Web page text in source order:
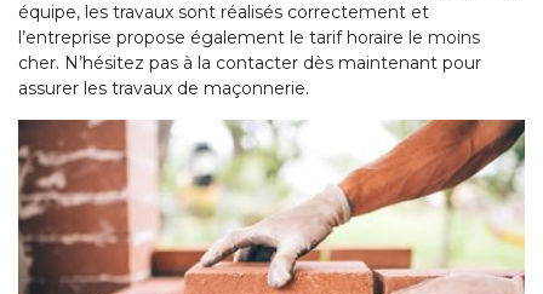
équipe, les travaux sont réalisés correctement et
l’entreprise propose également le tarif horaire le moins
cher. N’hésitez pas à la contacter dès maintenant pour
assurer les travaux de maçonnerie.